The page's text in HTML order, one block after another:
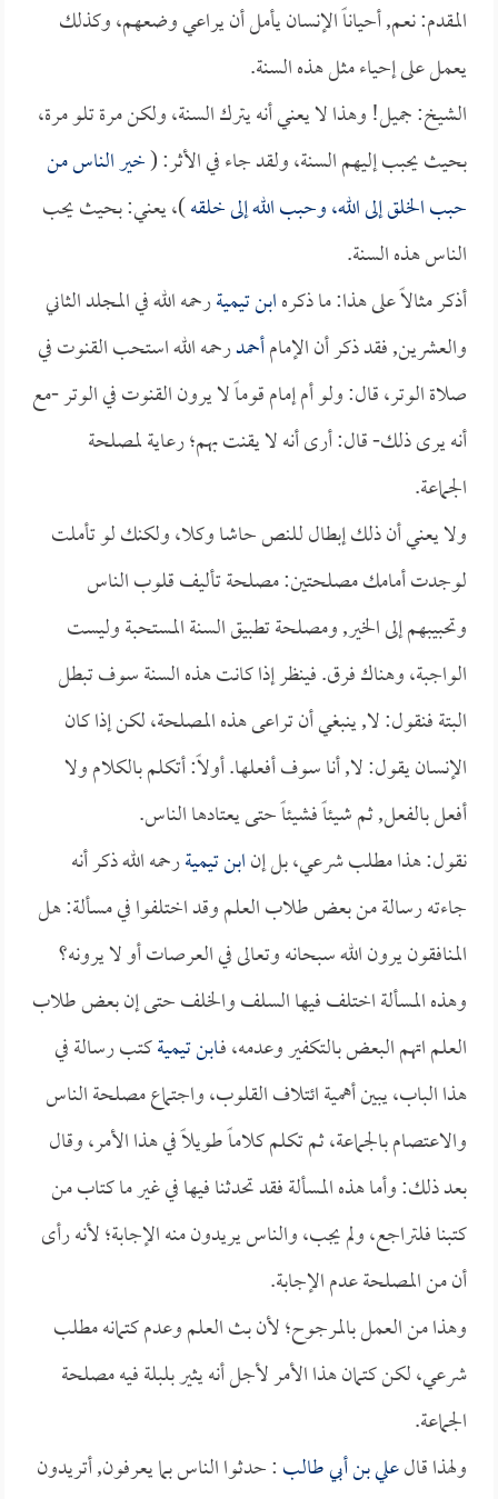
المقدم: نعم, أحياناً الإنسان يأمل أن يراعي وضعهم، وكذلك
يعمل على إحياء مثل هذه السنة.
الشيخ: جميل! وهذا لا يعني أنه يترك السنة، ولكن مرة تلو مرة،
بحيث يحبب إليهم السنة، ولقد جاء في الأثر: (خير الناس من
حبب الخلق إلى الله، وحبب الله إلى خلقه)، يعني: بحيث يحب
الناس هذه السنة.
أذكر مثالاً على هذا: ما ذكرهابن تيميةرحمه الله في المجلد الثاني
والعشرين, فقد ذكر أن الإمامأحمدرحمه الله استحب القنوت في
صلاة الوتر، قال: ولو أم إمام قوماً لا يرون القنوت في الوتر -مع
أنه يرى ذلك- قال: أرى أنه لا يقنت بهم؛ رعاية لمصلحة
الجماعة.
ولا يعني أن ذلك إبطال للنص حاشا وكلا، ولكنك لو تأملت
لوجدت أمامك مصلحتين: مصلحة تأليف قلوب الناس
وتحبيبهم إلى الخير, ومصلحة تطبيق السنة المستحبة وليست
الواجبة، وهناك فرق. فينظر إذا كانت هذه السنة سوف تبطل
البتة فنقول: لا, ينبغي أن تراعى هذه المصلحة، لكن إذا كان
الإنسان يقول: لا, أنا سوف أفعلها. أولاً: أتكلم بالكلام ولا
أفعل بالفعل, ثم شيئاً فشيئاً حتى يعتادها الناس.
نقول: هذا مطلب شرعي، بل إنابن تيميةرحمه الله ذكر أنه
جاءته رسالة من بعض طلاب العلم وقد اختلفوا في مسألة: هل
المنافقون يرون الله سبحانه وتعالى في العرصات أو لا يرونه؟
وهذه المسألة اختلف فيها السلف والخلف حتى إن بعض طلاب
العلم اتهم البعض بالتكفير وعدمه، فـابن تيميةكتب رسالة في
هذا الباب، يبين أهمية ائتلاف القلوب، واجتماع مصلحة الناس
والاعتصام بالجماعة، ثم تكلم كلاماً طويلاً في هذا الأمر، وقال
بعد ذلك: وأما هذه المسألة فقد تحدثنا فيها في غير ما كتاب من
كتبنا فلتراجع، ولم يجب، والناس يريدون منه الإجابة؛ لأنه رأى
أن من المصلحة عدم الإجابة.
وهذا من العمل بالمرجوح؛ لأن بث العلم وعدم كتمانه مطلب
شرعي، لكن كتمان هذا الأمر لأجل أنه يثير بلبلة فيه مصلحة
الجماعة.
ولهذا قالعلي بن أبي طالب: حدثوا الناس بما يعرفون, أتريدون